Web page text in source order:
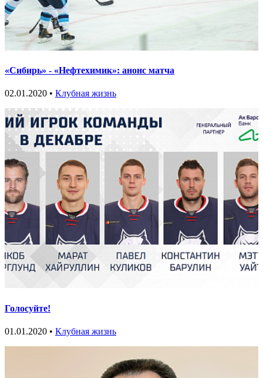
«Сибирь» - «Нефтехимик»: анонс матча
02.01.2020 • Клубная жизнь
Голосуйте!
01.01.2020 • Клубная жизнь